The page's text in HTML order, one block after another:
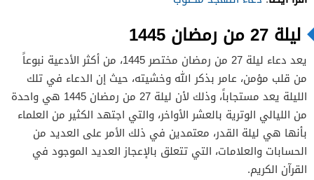
ليلة 27 من رمضان 1445
يعد دعاء ليلة 27 من رمضان مختصر 1445، من أكثر الأدعية نبوعاً
من قلب مؤمن، عامر بذكر الله وخشيته، حيث إن الدعاء في تلك
الليلة يعد مستجاباً، وذلك لأن ليلة 27 من رمضان 1445 هي واحدة
من الليالي الوترية بالعشر الأواخر، والتي اجتهد الكثير من العلماء
بأنها هي ليلة القدر، معتمدين في ذلك الأمر على العديد من
الحسابات والعلامات، التي تتعلق بالإعجاز العديد الموجود في
القرآن الكريم.